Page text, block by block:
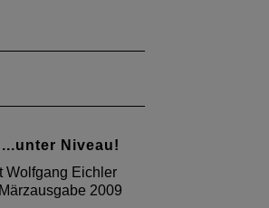
Niveau!
Wolfgang Eichler
2009